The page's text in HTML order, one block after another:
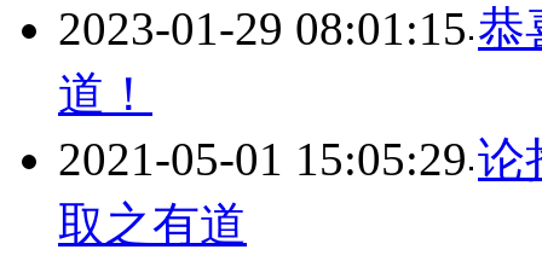
2023-01-29 08:01:15 恭
道！
2021-05-01 15:05:29 论
取之有道